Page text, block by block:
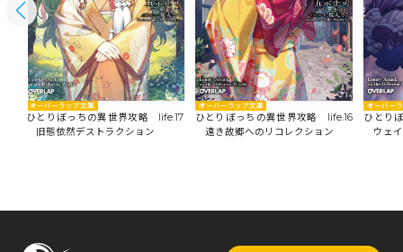
オーバーラップ文庫
ひとりぼっちの異世界攻略 life.17
旧態依然デストラクション
オーバーラップ文庫
ひとりぼっちの異世界攻略 life.16
遠き故郷へのリコレクション
オーバー
ひとり
ウェイ